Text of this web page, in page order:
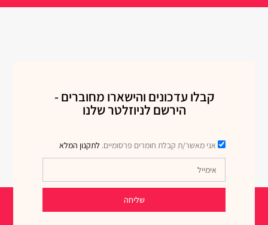
קבלו עדכונים והישארו מחוברים -
הירשם לניוזלטר שלנו
אני מאשר/ת קבלת חומרים פרסומיים. לתקנון המלא
שליחה